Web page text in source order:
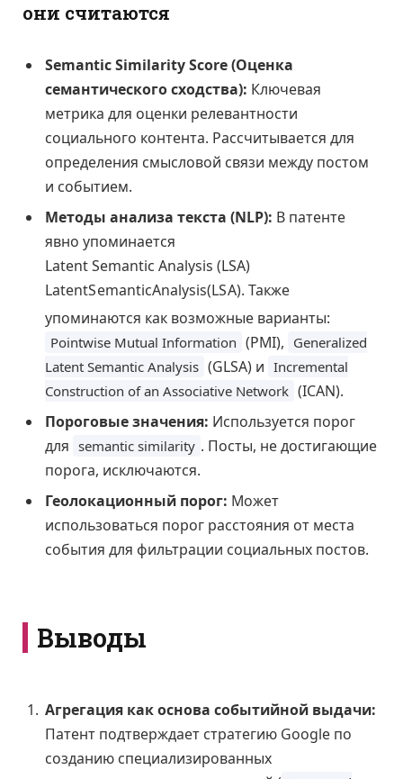
они считаются
Semantic Similarity Score (Оценка
семантического сходства): Ключевая
метрика для оценки релевантности
социального контента. Рассчитывается для
определения смысловой связи между постом
и событием.
Методы анализа текста (NLP): В патенте
явно упоминается
Latent Semantic Analysis (LSA)
LatentSemanticAnalysis(LSA). Также
упоминаются как возможные варианты:
Pointwise Mutual Information (PMI), Generalized
Latent Semantic Analysis (GLSA) и Incremental
Construction of an Associative Network (ICAN).
Пороговые значения: Используется порог
для semantic similarity . Посты, не достигающие
порога, исключаются.
Геолокационный порог: Может
использоваться порог расстояния от места
события для фильтрации социальных постов.
Выводы
Агрегация как основа событийной выдачи:
Патент подтверждает стратегию Google по
созданию специализированных